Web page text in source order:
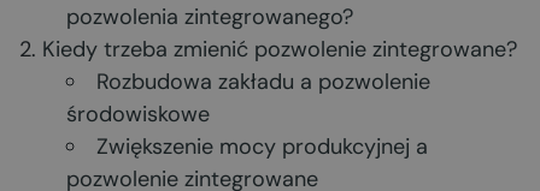
pozwolenia zintegrowanego?
Kiedy trzeba zmienić pozwolenie zintegrowane?
Rozbudowa zakładu a pozwolenie
środowiskowe
Zwiększenie mocy produkcyjnej a
pozwolenie zintegrowane